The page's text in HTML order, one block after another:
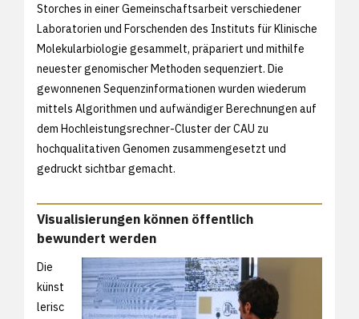
Storches in einer Gemeinschaftsarbeit verschiedener
Laboratorien und Forschenden des Instituts für Klinische
Molekularbiologie gesammelt, präpariert und mithilfe
neuester genomischer Methoden sequenziert. Die
gewonnenen Sequenzinformationen wurden wiederum
mittels Algorithmen und aufwändiger Berechnungen auf
dem Hochleistungsrechner-Cluster der CAU zu
hochqualitativen Genomen zusammengesetzt und
gedruckt sichtbar gemacht.
Visualisierungen können öffentlich
bewundert werden
Die
künst
lerisc